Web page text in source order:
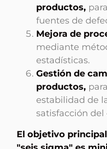
productos,
fuentes de
Mejora de
mediante
estadísticas.
Gestión de
productos,
estabilidad de
satisfacción del
El objetivo